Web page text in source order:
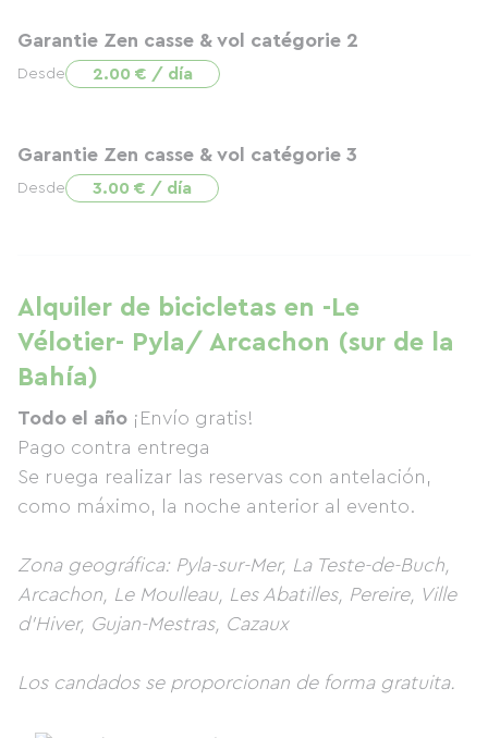
Garantie Zen casse & vol catégorie 2
Desde 2.00 € / día
Garantie Zen casse & vol catégorie 3
Desde 3.00 € / día
Alquiler de bicicletas en -Le
Vélotier- Pyla/ Arcachon (sur de la
Bahía)
Todo el año ¡Envío gratis!
Pago contra entrega
Se ruega realizar las reservas con antelación,
como máximo, la noche anterior al evento.
Zona geográfica: Pyla-sur-Mer, La Teste-de-Buch,
Arcachon, Le Moulleau, Les Abatilles, Pereire, Ville
d'Hiver, Gujan-Mestras, Cazaux
Los candados se proporcionan de forma gratuita.